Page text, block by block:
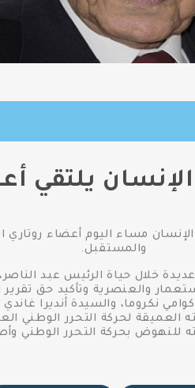
يلتقي
مساء اليوم أعضاء روتاري
والمستقبل.
خلال حياة الرئيس عبد
والعنصرية وتأكيد حق
نكروما، والسيدة أنديرا
العميقة لحركة التحرر الوطني
للنهوض بحركة التحرر الوطني